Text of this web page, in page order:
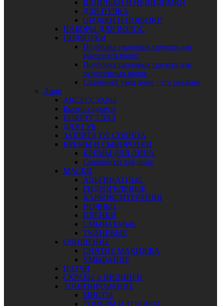
ШПИЛЬКИ И НЕВИДИМКИ
ДЛЯ ПУЧКА
ОБОДКИ И ПОВЯЗКИ
НАБОРЫ ДЛЯ ВОЛОС
ПОДБОРКИ
Подборка уходовых средств для
вьющихся волос
Подборка уходовых средств для
окрашенных волос
Салонный уход дома - это реально
Лицо
АКСЕССУАРЫ
Бьюти-гаджеты
ВОКРУГ ГЛАЗ
ДЛЯ ГУБ
ЗАЩИТА ОТ СОЛНЦА
КРЕМЫ И СЫВОРОТКИ
КРЕМЫ ДЛЯ ЛИЦА
Сыворотки для лица
МАСКИ
АЛЬГИНАТНЫЕ
ГИДРОГЕЛЕВЫЕ
КАРБОКСИТЕРАПИЯ
НОЧНЫЕ
ПЛЁНКИ
СМЫВАЕМЫЕ
ТКАНЕВЫЕ
ОЧИЩЕНИЕ
СНЯТИЕ МАКИЯЖА
УМЫВАНИЕ
ПАТЧИ
СКРАБЫ и ПИЛИНГИ
ТОНИЗИРОВАНИЕ
МИСТЫ
ТОНЕРЫ И ТОНИКИ